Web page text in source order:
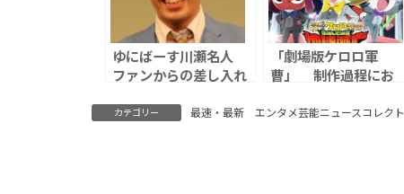
ゆにばーす川瀬名人
ファンからの差し入れ
す」異例の注意喚起、
「劇場版ケロロ軍
曹」 制作過程にお
作品を想起させる演
カテゴリー 最速・最新 エンタメ芸能ニュースコレクト